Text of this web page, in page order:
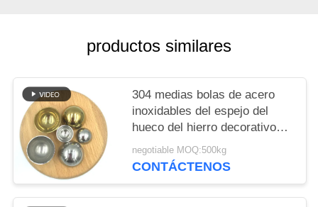
PRIVACY
POLICY
productos similares
304 medias bolas de acero
inoxidables del espejo del
hueco del hierro decorativo
del hemisferio 900m m
negotiable MOQ:500kg
CONTÁCTENOS